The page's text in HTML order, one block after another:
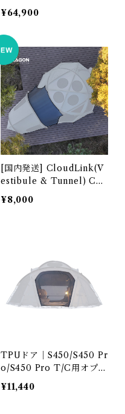
or Black Dragon S450,
S450 Pro, S450 PRO T/
C, S480, S480 T/C
¥64,900
[国内発送] CloudLink(V
estibule & Tunnel) Con
nector for Black Drago
n S450/S450 PRO/S450
¥8,000
TPUドア｜S450/S450 Pr
o/S450 Pro T/C用オプシ
ョン
¥11,440